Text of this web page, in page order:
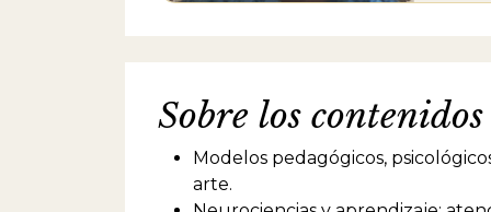
SADE
Sobre los contenidos
Modelos pedagógicos,
arte.